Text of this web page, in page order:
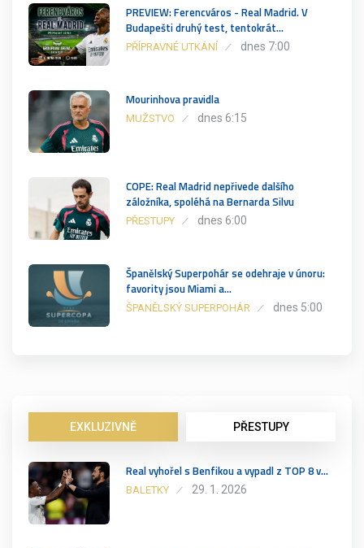
PREVIEW: Ferencváros - Real Madrid. V
Budapešti druhý test, tentokrát…
PŘÍPRAVNÉ UTKÁNÍ dnes 7:00
Mourinhova pravidla
MUŽSTVO dnes 6:15
COPE: Real Madrid nepřivede dalšího
záložníka, spoléhá na Bernarda Silvu
PŘESTUPY dnes 6:00
Španělský Superpohár se odehraje v únoru:
favority jsou Miami a…
ŠPANĚLSKÝ SUPERPOHÁR dnes 5:00
EXKLUZIVNĚ PŘESTUPY
Real vyhořel s Benfikou a vypadl z TOP 8 v…
BALETKY 29. 1. 2026